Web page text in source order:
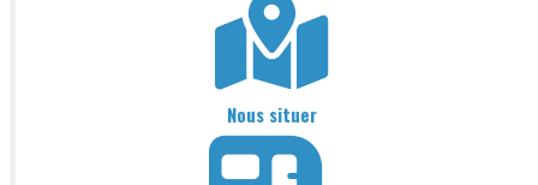
Nous situer